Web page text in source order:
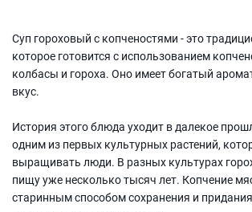
Суп гороховый с копченостями - это
которое готовится с использованием
колбасы и гороха. Оно имеет богатый
вкус.
История этого блюда уходит в далекое
одним из первых культурных растений,
выращивать люди. В разных культурах
пищу уже несколько тысяч лет. Копчение
старинным способом сохранения и